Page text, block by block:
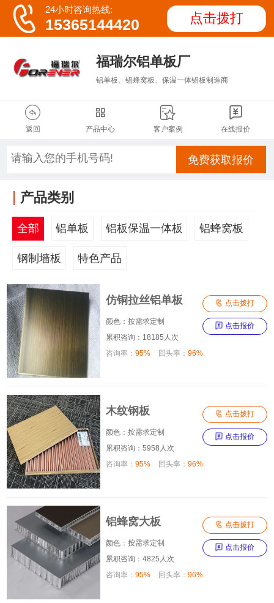
 24小时咨询热线:
15365144420 点击拨打
福瑞尔铝单板厂
铝单板、铝蜂窝板、保温一体铝板制造商

返回

产品中心

客户案例

在线报价
免费获取报价
产品类别
全部 铝单板 铝板保温一体板 铝蜂窝板
钢制墙板 特色产品
仿铜拉丝铝单板
颜色：按需求定制
累积咨询：18185人次
 点击拨打
 点击报价
咨询率： 95% 回头率：96%
木纹钢板
颜色：按需求定制
累积咨询：5958人次
 点击拨打
 点击报价
咨询率： 95% 回头率：96%
铝蜂窝大板
颜色：按需求定制
累积咨询：4825人次
 点击拨打
 点击报价
咨询率： 95% 回头率：96%